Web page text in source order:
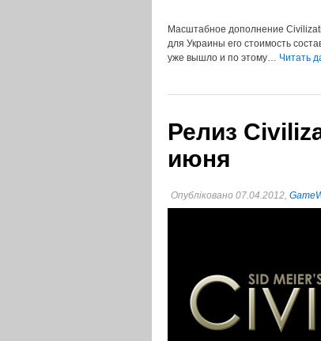
Масштабное дополнение
для Украины его стоимость
уже вышло и по этому… Читать
Релиз
июня
Опубліковано 07.04.2012,